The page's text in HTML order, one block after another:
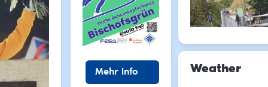
Mehr Info Weather